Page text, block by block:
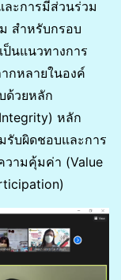
ะการมีส่วนร่วม
สำหรับกรอบ
นแนวทางการ
กหลายในองค์
ด้วยหลัก
หลัก
รับผิดชอบและการ
วามคุ้มค่า (Value